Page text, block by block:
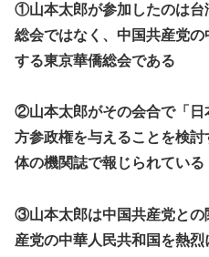
①山本太郎が参加したのは台
総会ではなく、中国共産党
する東京華僑総会である
②山本太郎がその会合で「日
方参政権を与えることを検
体の機関誌で報じられている
③山本太郎は中国共産党との
産党の中華人民共和国を熱烈